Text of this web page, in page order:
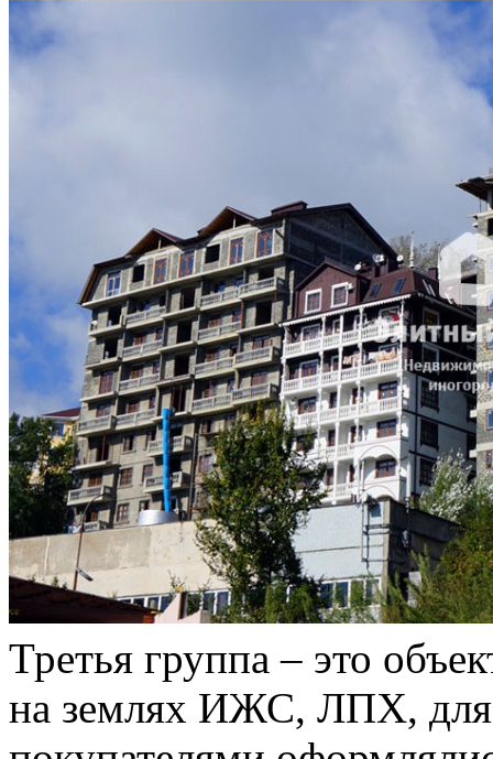
Третья группа – это
на землях ИЖС, ЛПХ, для